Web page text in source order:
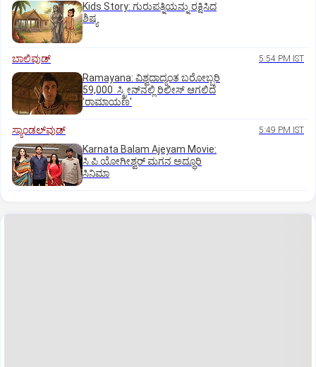
Kids Story: ಗುರುಪತ್ನಿಯನ್ನು ರಕ್ಷಿಸಿದ
ಶಿಷ್ಯ
ಬಾಲಿವುಡ್‌ 5:54 PM IST
Ramayana: ವಿಶ್ವದಾದ್ಯಂತ ಬರೋಬ್ಬರಿ
59,000 ಸ್ಕ್ರೀನ್‌ನಲ್ಲಿ ರಿಲೀಸ್‌ ಆಗಲಿದೆ
'ರಾಮಾಯಣ'
ಸ್ಯಾಂಡಲ್‌ವುಡ್‌ 5:49 PM IST
Karnata Balam Ajeyam Movie:
ಸಿ.ಪಿ.ಯೋಗೀಶ್ವರ್‌ ಮಗನ ಅದ್ಧೂರಿ
ಸಿನಿಮಾ